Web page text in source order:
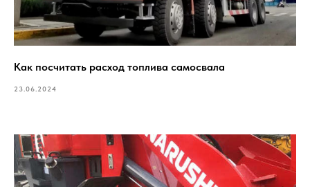
Как посчитать расход топлива самосвала
23.06.2024